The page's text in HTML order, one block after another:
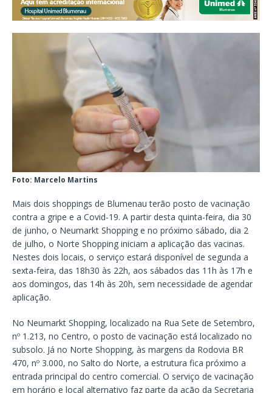
Foto: Marcelo Martins
Mais dois shoppings de Blumenau terão posto de vacinação
contra a gripe e a Covid-19. A partir desta quinta-feira, dia 30
de junho, o Neumarkt Shopping e no próximo sábado, dia 2
de julho, o Norte Shopping iniciam a aplicação das vacinas.
Nestes dois locais, o serviço estará disponível de segunda a
sexta-feira, das 18h30 às 22h, aos sábados das 11h às 17h e
aos domingos, das 14h às 20h, sem necessidade de agendar
aplicação.
No Neumarkt Shopping, localizado na Rua Sete de Setembro,
nº 1.213, no Centro, o posto de vacinação está localizado no
subsolo. Já no Norte Shopping, às margens da Rodovia BR
470, nº 3.000, no Salto do Norte, a estrutura fica próximo a
entrada principal do centro comercial. O serviço de vacinação
em horário e local alternativo faz parte da ação da Secretaria